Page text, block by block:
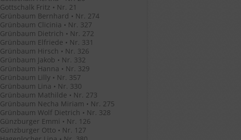
Gottschalk Fritz • Nr. 21
Grünbaum Bernhard • Nr. 274
Grünbaum Clicinia • Nr. 327
Grünbaum Dietrich • Nr. 272
Grünbaum Elfriede • Nr. 331
Grünbaum Hirsch • Nr. 326
Grünbaum Jakob • Nr. 332
Grünbaum Hanna • Nr. 329
Grünbaum Lilly • Nr. 357
Grünbaum Lina • Nr. 330
Grünbaum Mathilde • Nr. 273
Grünbaum Necha Miriam • Nr. 275
Grünbaum Wolf Dietrich • Nr. 328
Günzburger Emmi • Nr. 126
Günzburger Otto • Nr. 127